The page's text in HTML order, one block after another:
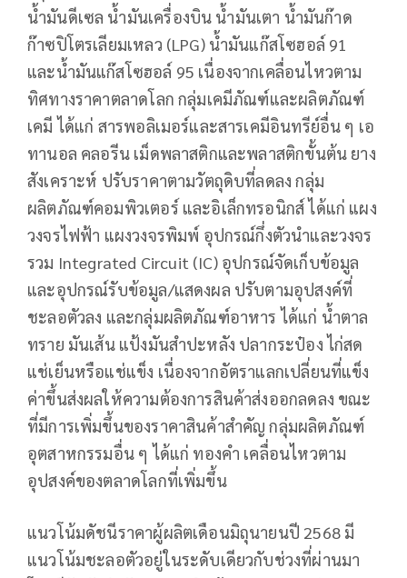
น้ำมันดีเซล น้ำมันเครื่องบิน น้ำมันเตา น้ำมันก๊าด
ก๊าซปิโตรเลียมเหลว (LPG) น้ำมันแก๊สโซฮอล์ 91
และน้ำมันแก๊สโซฮอล์ 95 เนื่องจากเคลื่อนไหวตาม
ทิศทางราคาตลาดโลก กลุ่มเคมีภัณฑ์และผลิตภัณฑ์
เคมี ได้แก่ สารพอลิเมอร์และสารเคมีอินทรีย์อื่น ๆ เอ
ทานอล คลอรีน เม็ดพลาสติกและพลาสติกขั้นต้น ยาง
สังเคราะห์ ปรับราคาตามวัตถุดิบที่ลดลง กลุ่ม
ผลิตภัณฑ์คอมพิวเตอร์ และอิเล็กทรอนิกส์ ได้แก่ แผง
วงจรไฟฟ้า แผงวงจรพิมพ์ อุปกรณ์กึ่งตัวนำและวงจร
รวม Integrated Circuit (IC) อุปกรณ์จัดเก็บข้อมูล
และอุปกรณ์รับข้อมูล/แสดงผล ปรับตามอุปสงค์ที่
ชะลอตัวลง และกลุ่มผลิตภัณฑ์อาหาร ได้แก่ น้ำตาล
ทราย มันเส้น แป้งมันสำปะหลัง ปลากระป๋อง ไก่สด
แช่เย็นหรือแช่แข็ง เนื่องจากอัตราแลกเปลี่ยนที่แข็ง
ค่าขึ้นส่งผลให้ความต้องการสินค้าส่งออกลดลง ขณะ
ที่มีการเพิ่มขึ้นของราคาสินค้าสำคัญ กลุ่มผลิตภัณฑ์
อุตสาหกรรมอื่น ๆ ได้แก่ ทองคำ เคลื่อนไหวตาม
อุปสงค์ของตลาดโลกที่เพิ่มขึ้น
แนวโน้มดัชนีราคาผู้ผลิตเดือนมิถุนายนปี 2568 มี
แนวโน้มชะลอตัวอยู่ในระดับเดียวกับช่วงที่ผ่านมา